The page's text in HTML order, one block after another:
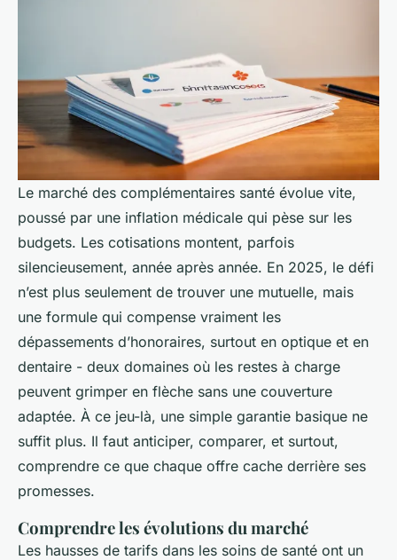
Le marché des complémentaires santé évolue vite,
poussé par une inflation médicale qui pèse sur les
budgets. Les cotisations montent, parfois
silencieusement, année après année. En 2025, le défi
n’est plus seulement de trouver une mutuelle, mais
une formule qui compense vraiment les
dépassements d’honoraires, surtout en optique et en
dentaire - deux domaines où les restes à charge
peuvent grimper en flèche sans une couverture
adaptée. À ce jeu-là, une simple garantie basique ne
suffit plus. Il faut anticiper, comparer, et surtout,
comprendre ce que chaque offre cache derrière ses
promesses.
Comprendre les évolutions du marché
Les hausses de tarifs dans les soins de santé ont un